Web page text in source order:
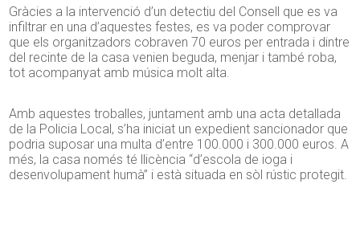
Gràcies a la intervenció d’un detectiu del Consell que es va
infiltrar en una d’aquestes festes, es va poder comprovar
que els organitzadors cobraven 70 euros per entrada i dintre
del recinte de la casa venien beguda, menjar i també roba,
tot acompanyat amb música molt alta.
Amb aquestes troballes, juntament amb una acta detallada
de la Policia Local, s’ha iniciat un expedient sancionador que
podria suposar una multa d’entre 100.000 i 300.000 euros. A
més, la casa només té llicència “d’escola de ioga i
desenvolupament humà” i està situada en sòl rústic protegit.